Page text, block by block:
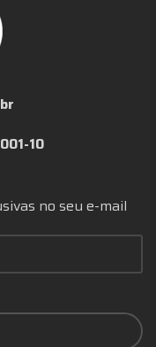
10
no seu e-mail